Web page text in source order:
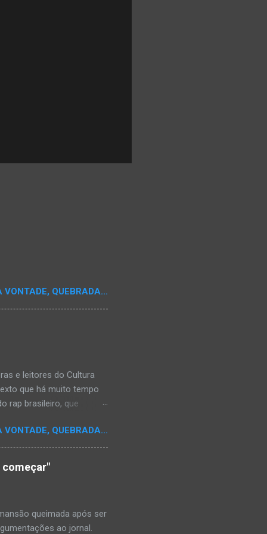
VONTADE, QUEBRADA...
e leitores do Cultura
que há muito tempo
rap brasileiro, que
a crença de que o
nem nossa
de opinião
Assim, o sítio
VONTADE, QUEBRADA...
começar"
queimada após ser
ao jornal.